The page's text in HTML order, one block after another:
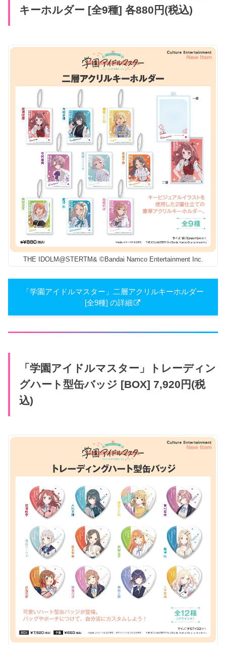
キーホルダー [全9種] 各880円(税込)
THE IDOLM@STERTM& ©Bandai Namco Entertainment Inc.
「学園アイドルマスター」二層アクリルキーホルダー
[全9種] の詳細
「学園アイドルマスター」トレーディン
グハート型缶バッジ [BOX] 7,920円(税
込)